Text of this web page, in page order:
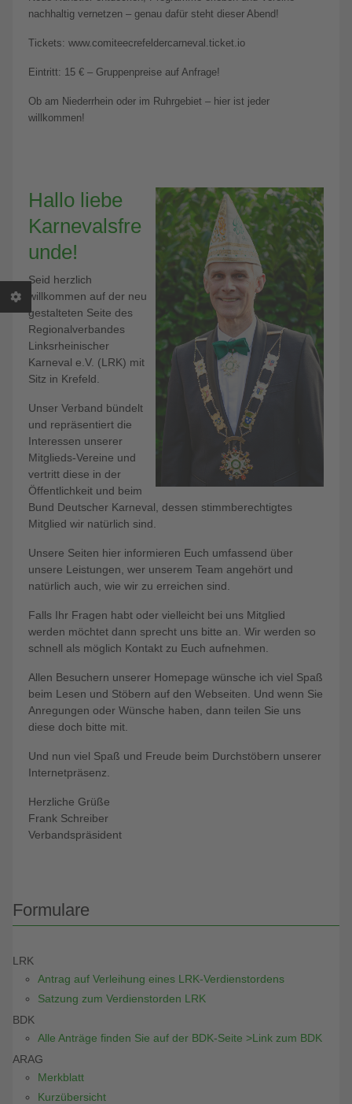
nachhaltig vernetzen – genau dafür steht dieser Abend!
Tickets: www.comiteecrefeldercarneval.ticket.io
Eintritt: 15 € – Gruppenpreise auf Anfrage!
Ob am Niederrhein oder im Ruhrgebiet – hier ist jeder
willkommen!
Hallo liebe
Karnevalsfre
unde!
Seid herzlich
willkommen auf der neu
gestalteten Seite des
Regionalverbandes
Linksrheinischer
Karneval e.V. (LRK) mit
Sitz in Krefeld.
Unser Verband bündelt
und repräsentiert die
Interessen unserer
Mitglieds-Vereine und
vertritt diese in der
Öffentlichkeit und beim
Bund Deutscher Karneval, dessen stimmberechtigtes
Mitglied wir natürlich sind.
Unsere Seiten hier informieren Euch umfassend über
unsere Leistungen, wer unserem Team angehört und
natürlich auch, wie wir zu erreichen sind.
Falls Ihr Fragen habt oder vielleicht bei uns Mitglied
werden möchtet dann sprecht uns bitte an. Wir werden so
schnell als möglich Kontakt zu Euch aufnehmen.
Allen Besuchern unserer Homepage wünsche ich viel Spaß
beim Lesen und Stöbern auf den Webseiten. Und wenn Sie
Anregungen oder Wünsche haben, dann teilen Sie uns
diese doch bitte mit.
Und nun viel Spaß und Freude beim Durchstöbern unserer
Internetpräsenz.
Herzliche Grüße
Frank Schreiber
Verbandspräsident
Formulare
LRK
Antrag auf Verleihung eines LRK-Verdienstordens
Satzung zum Verdienstorden LRK
BDK
Alle Anträge finden Sie auf der BDK-Seite >Link zum BDK
ARAG
Merkblatt
Kurzübersicht